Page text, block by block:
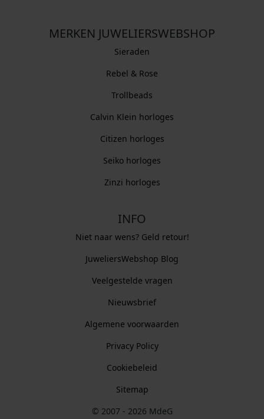
MERKEN JUWELIERSWEBSHOP
Sieraden
Rebel & Rose
Trollbeads
Calvin Klein horloges
Citizen horloges
Seiko horloges
Zinzi horloges
INFO
Niet naar wens? Geld retour!
JuweliersWebshop Blog
Veelgestelde vragen
Nieuwsbrief
Algemene voorwaarden
Privacy Policy
Cookiebeleid
Sitemap
© 2007 - 2026 MdeG